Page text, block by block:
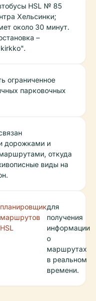
HSL № 85
Хельсинки;
около 30 минут.
–
ограниченное
парковочных
дорожками и
откуда
виды на
планировщик
маршрутов
HSL
для
получения
информации
о
маршрутах
в реальном
времени.